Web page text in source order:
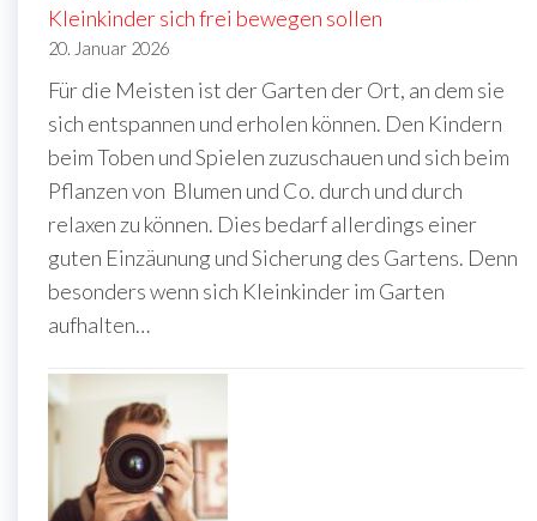
Kleinkinder sich frei bewegen sollen
20. Januar 2026
Für die Meisten ist der Garten der Ort, an dem sie
sich entspannen und erholen können. Den Kindern
beim Toben und Spielen zuzuschauen und sich beim
Pflanzen von Blumen und Co. durch und durch
relaxen zu können. Dies bedarf allerdings einer
guten Einzäunung und Sicherung des Gartens. Denn
besonders wenn sich Kleinkinder im Garten
aufhalten…